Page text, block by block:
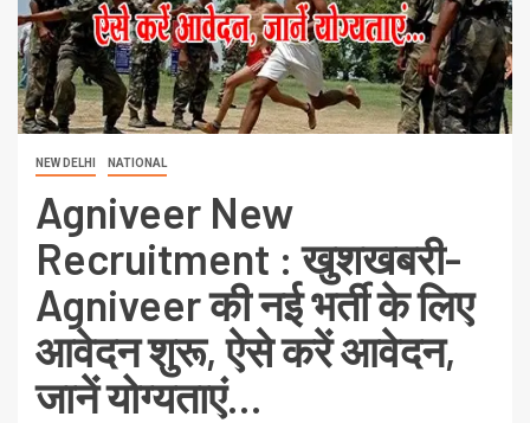
NEW DELHI NATIONAL
Agniveer New
Recruitment : खुशखबरी-
Agniveer की नई भर्ती के लिए
आवेदन शुरू, ऐसे करें आवेदन,
जानें योग्यताएं…